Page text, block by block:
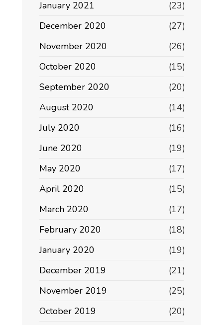
January 2021
(23)
December 2020
(27)
November 2020
(26)
October 2020
(15)
September 2020
(20)
August 2020
(14)
July 2020
(16)
June 2020
(19)
May 2020
(17)
April 2020
(15)
March 2020
(17)
February 2020
(18)
January 2020
(19)
December 2019
(21)
November 2019
(25)
October 2019
(20)